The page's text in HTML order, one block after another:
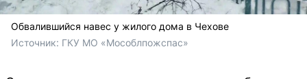
Обвалившийся навес у жилого дома в Чехове
Источник: ГКУ МО «Мособлпожспас»